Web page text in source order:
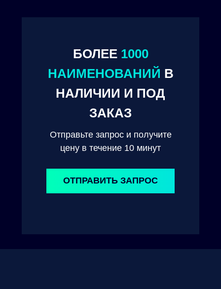
ОТПРАВИТЬ ЗАПРОС
БОЛЕЕ 1000
НАИМЕНОВАНИЙ В
НАЛИЧИИ И ПОД
ЗАКАЗ
Отправьте запрос и получите
цену в течение 10 минут
© 2024. ООО "Технокам Инжиниринг"